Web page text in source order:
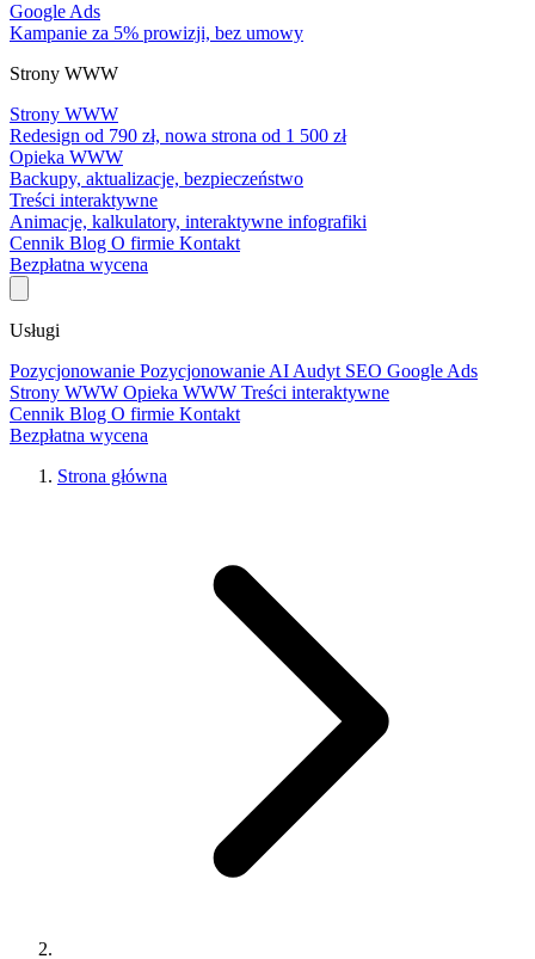
Google Ads
Kampanie za 5% prowizji, bez umowy
Strony WWW
Strony WWW
Redesign od 790 zł, nowa strona od 1 500 zł
Opieka WWW
Backupy, aktualizacje, bezpieczeństwo
Treści interaktywne
Animacje, kalkulatory, interaktywne infografiki
Cennik Blog O firmie Kontakt
Bezpłatna wycena
Usługi
Pozycjonowanie Pozycjonowanie AI Audyt SEO Google Ads
Strony WWW Opieka WWW Treści interaktywne
Cennik Blog O firmie Kontakt
Bezpłatna wycena
Strona główna